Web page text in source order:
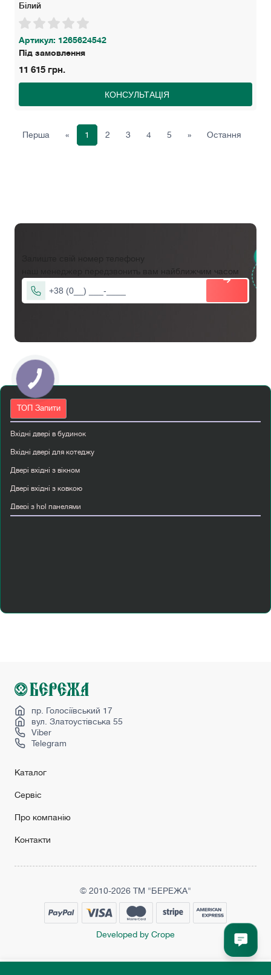
Білий
Артикул: 1265624542
Під замовлення
11 615 грн.
КОНСУЛЬТАЦІЯ
Перша « 1 2 3 4 5 » Остання
наш менеджер передзвонить вам найближчим часом
ТОП Запити
Вхідні двері в будинок
Вхідні двері для котеджу
Двері вхідні з вікном
Двері вхідні з ковкою
Двері з hpl панелями
Купити вхідні двері металеві
Міжкімнатні двері мдф
Страж дверіпр. Голосіївський 17
вул. Златоустівська 55
Viber
Telegram
Каталог
Сервіс
Про компанію
Контакти
© 2010-2026 ТМ "БЕРЕЖА"
Developed by Crope